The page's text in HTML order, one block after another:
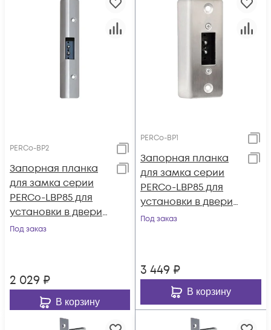
PERCo-BP2
Запорная планка
для замка серии
PERCo-LBP85 для
установки в двери
из профилей типов
или аналогичны
Под заказ
2 029 ₽
В корзину
PERCo-BP1
Запорная планка
для замка серии
PERCo-LBP85 для
установки в двери
из профилей типов
аналогичных
Под заказ
3 449 ₽
В корзину